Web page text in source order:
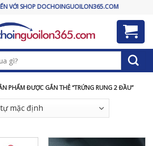
SHOP DOCHOINGUOILON365.COM
PHẨM ĐƯỢC GẮN THẺ “TRỨNG RUNG 2 ĐẦU”